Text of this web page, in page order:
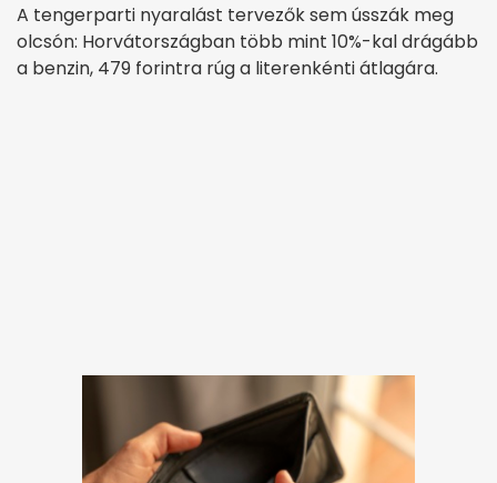
A tengerparti nyaralást tervezők sem ússzák meg
olcsón: Horvátországban több mint 10%-kal drágább
a benzin, 479 forintra rúg a literenkénti átlagára.